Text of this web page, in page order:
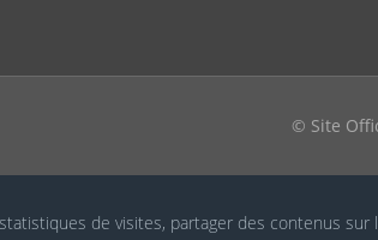
© Site
de visites, partager des contenus sur